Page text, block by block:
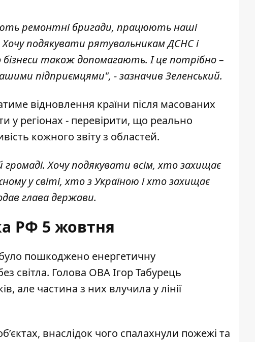
ремонтні бригади, працюють наші
Хочу подякувати рятувальникам ДСНС і
бізнеси також допомагають. І це потрібно –
підприємцями", - зазначив Зеленський.
відновлення країни після масованих
у регіонах - перевірити, що реально
кожного звіту з областей.
громаді. Хочу подякувати всім, хто захищає
у світі, хто з Україною і хто захищає
глава держави.
РФ 5 жовтня
пошкоджено енергетичну
світла. Голова ОВА Ігор Табурець
але частина з них влучила у лінії
, внаслідок чого спалахнули пожежі та